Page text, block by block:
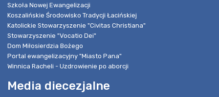
Szkoła Nowej Ewangelizacji
Koszalińskie Środowisko Tradycji Łacińskiej
Katolickie Stowarzyszenie "Civitas Christiana"
Stowarzyszenie "Vocatio Dei"
Dom Miłosierdzia Bożego
Portal ewangelizacyjny "Miasto Pana"
Winnica Racheli - Uzdrowienie po aborcji
Media diecezjalne